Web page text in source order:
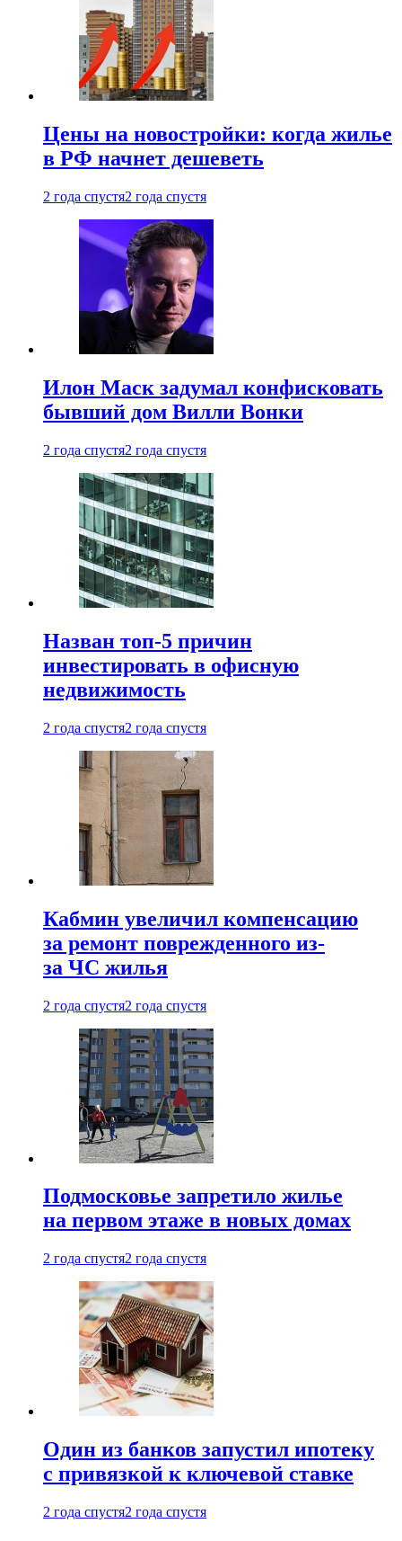
Цены на новостройки: когда жилье
в РФ начнет дешеветь
2 года спустя2 года спустя
Илон Маск задумал конфисковать
бывший дом Вилли Вонки
2 года спустя2 года спустя
Назван топ-5 причин
инвестировать в офисную
недвижимость
2 года спустя2 года спустя
Кабмин увеличил компенсацию
за ремонт поврежденного из-
за ЧС жилья
2 года спустя2 года спустя
Подмосковье запретило жилье
на первом этаже в новых домах
2 года спустя2 года спустя
Один из банков запустил ипотеку
с привязкой к ключевой ставке
2 года спустя2 года спустя